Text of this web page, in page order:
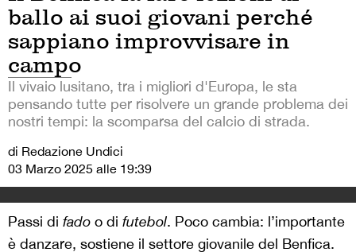
ballo ai suoi giovani perché
sappiano improvvisare in
campo
Il vivaio lusitano, tra i migliori d'Europa, le sta
pensando tutte per risolvere un grande problema dei
nostri tempi: la scomparsa del calcio di strada.
di Redazione Undici
03 Marzo 2025 alle 19:39
Passi di fado o di futebol. Poco cambia: l’importante
è danzare, sostiene il settore giovanile del Benfica.